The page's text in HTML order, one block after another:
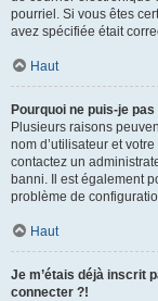
pourriel. Si vous êtes
avez spécifiée était
Haut
Pourquoi ne puis-je
Plusieurs raisons
nom d’utilisateur et
contactez un
banni. Il est également
problème de
Haut
Je m’étais déjà inscrit
connecter ?!